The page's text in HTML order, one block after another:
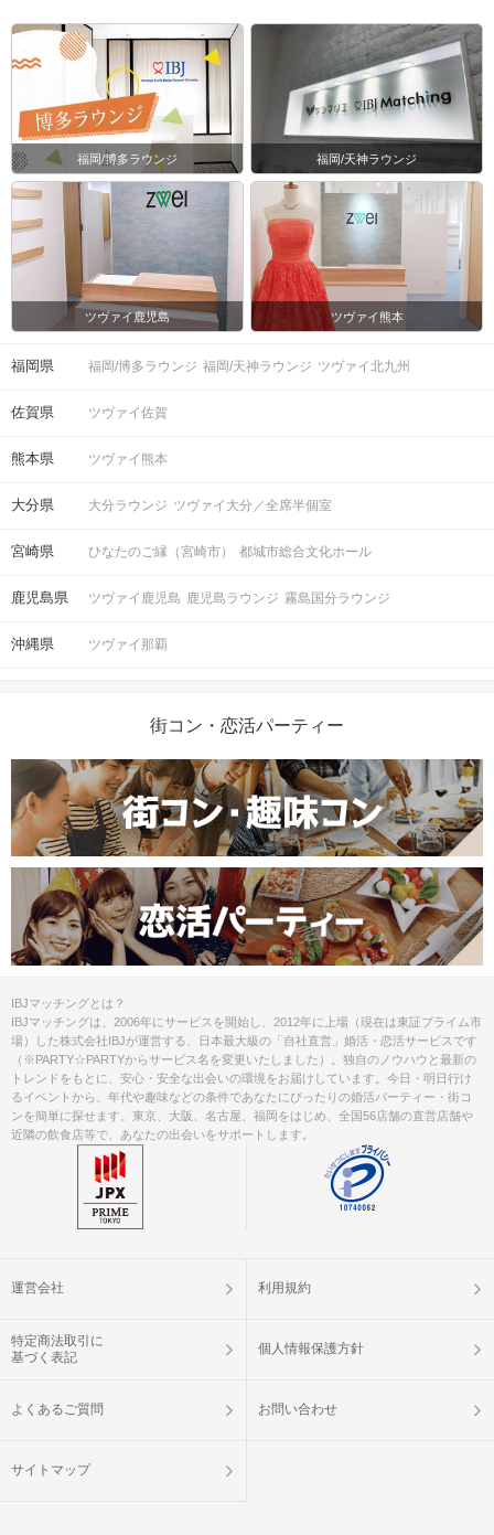
開催場所
マップ・アクセス案内を見る
会場
注意事項
◯15分前より受付開始。1時間半を予
※開始時刻から30分以上遅れる場合は
※募集締め切り以降のキャンセルによ
ます。
持ち物 スマートフォン
お食事
飲み物
ミネラルウォーター付き
服装 清潔感のある服装でお越しください。
注意事項
◯受付時にIBJ Matching 公式アプリ
の
参加予定ページに表示される、QRコー
ドをご提示して頂き、ご本人確認させ
ていただきます。
※事前にアプリにて顔写真付きの身分
証のご提出が必要となります。
◯メールが届かない場合も、申込み受
付次第参加枠を確保しております。事
務局まで必ずご確認下さい。
◯参加人数によってはやむを得ず中止
ご連絡は開始時刻の２時間前までに、
主催：縁サポートJin（ 株式会社徳人
福岡/博多ラウンジ 福岡/天神ラウンジ
ツヴァイ鹿児島 ツヴァイ熊本
福岡県 福岡/博多ラウンジ 福岡/天神ラウンジ ツヴァイ北九州
佐賀県 ツヴァイ佐賀
熊本県 ツヴァイ熊本
大分県 大分ラウンジ ツヴァイ大分／全席半個室
宮崎県 ひなたのご縁（宮崎市） 都城市総合文化ホール
鹿児島県 ツヴァイ鹿児島 鹿児島ラウンジ 霧島国分ラウンジ
沖縄県 ツヴァイ那覇
街コン・恋活パーティー
IBJマッチングとは？
IBJマッチングは、2006年にサービスを開始し、2012年に上場（現在は東証プライム市
場）した株式会社IBJが運営する、日本最大級の「自社直営」婚活・恋活サービスです
（※PARTY☆PARTYからサービス名を変更いたしました）。独自のノウハウと最新の
トレンドをもとに、安心・安全な出会いの環境をお届けしています。今日・明日行け
るイベントから、年代や趣味などの条件であなたにぴったりの婚活パーティー・街コ
ンを簡単に探せます。東京、大阪、名古屋、福岡をはじめ、全国56店舗の直営店舗や
近隣の飲食店等で、あなたの出会いをサポートします。
運営会社 利用規約
特定商法取引に
基づく表記
個人情報保護方針
よくあるご質問 お問い合わせ
サイトマップ